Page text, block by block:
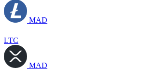
MAD
LTC
MAD